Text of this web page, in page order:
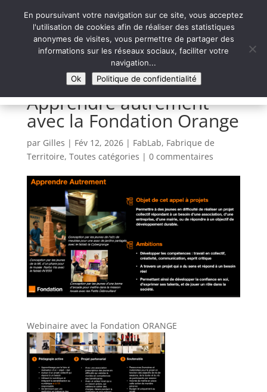
Syntaxe Erreur 2.0
LE NUMÉRIQUE SOLIDAIRE
Apprendre autrement
avec la Fondation Orange
par Gilles | Fév 12, 2026| FabLab, Fabrique de
Territoire, Toutes catégories | 0 commentaires
Webinaire avec la Fondation ORANGE
En poursuivant votre navigation sur ce site, vous acceptez
l'utilisation de cookies afin de réaliser des statistiques
anonymes de visites, vous permettre de partager des
informations sur les réseaux sociaux, faciliter votre
navigation...
Ok
Politique de confidentialité